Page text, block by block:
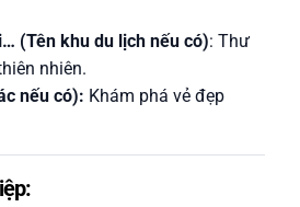
(Tên khu du lịch nếu có): Thư
nhiên.
nếu có): Khám phá vẻ đẹp